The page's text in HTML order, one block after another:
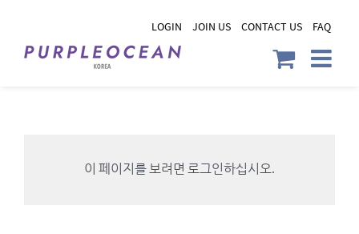
content
LOGIN JOIN US CONTACT US FAQ
이 페이지를 보려면 로그인하십시오.